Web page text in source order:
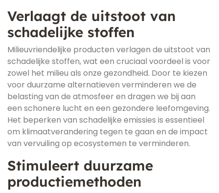
Verlaagt de uitstoot van
schadelijke stoffen
Milieuvriendelijke producten verlagen de uitstoot van
schadelijke stoffen, wat een cruciaal voordeel is voor
zowel het milieu als onze gezondheid. Door te kiezen
voor duurzame alternatieven verminderen we de
belasting van de atmosfeer en dragen we bij aan
een schonere lucht en een gezondere leefomgeving.
Het beperken van schadelijke emissies is essentieel
om klimaatverandering tegen te gaan en de impact
van vervuiling op ecosystemen te verminderen.
Stimuleert duurzame
productiemethoden